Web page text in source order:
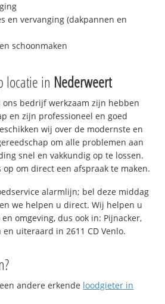
en vervanging (dakpannen en
schoonmaken
locatie in Nederweert
bedrijf werkzaam zijn hebben
en zijn professioneel en goed
wij over de modernste en
om alle problemen aan
snel en vakkundig op te lossen.
op om direct een afspraak te maken.
alarmlijn; bel deze middag
en we helpen u direct. Wij helpen u
omgeving, dus ook in: Pijnacker,
uiteraard in 2611 CD Venlo.
andere erkende loodgieter in